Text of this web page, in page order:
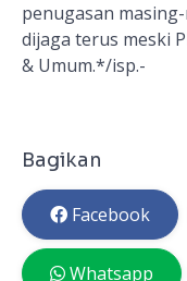
penugasan
dijaga terus meski
& Umum.*/isp.-
Bagikan
Facebook
Whatsapp